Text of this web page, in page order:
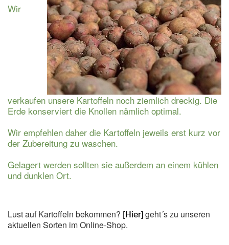
Wir
verkaufen unsere Kartoffeln noch ziemlich dreckig. Die
Erde konserviert die Knollen nämlich optimal.
Wir empfehlen daher die Kartoffeln jeweils erst kurz vor
der Zubereitung zu waschen.
Gelagert werden sollten sie außerdem an einem kühlen
und dunklen Ort.
Lust auf Kartoffeln bekommen? [Hier] geht´s zu unseren
aktuellen Sorten im Online-Shop.